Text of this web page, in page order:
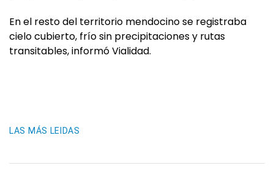
En el resto del territorio mendocino se registraba
cielo cubierto, frío sin precipitaciones y rutas
transitables, informó Vialidad.
LAS MÁS LEIDAS